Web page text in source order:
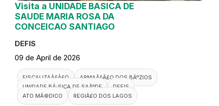
Visita a UNIDADE BASICA DE
SAUDE MARIA ROSA DA
CONCEICAO SANTIAGO
DEFIS
09 de April de 2026
FISCALIZAÃ§Ã£O
ARMAÃ§Ã£O DOS BÃºZIOS
UNIDADE BÃ¡SICA DE SAÃºDE
DEFIS
ATO MÃ©DICO
REGIÃ£O DOS LAGOS